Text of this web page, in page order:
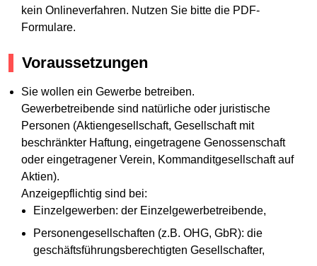
kein Onlineverfahren. Nutzen Sie bitte die PDF-
Formulare.
Voraussetzungen
Sie wollen ein Gewerbe betreiben.
Gewerbetreibende sind natürliche oder juristische
Personen (Aktiengesellschaft, Gesellschaft mit
beschränkter Haftung, eingetragene Genossenschaft
oder eingetragener Verein, Kommanditgesellschaft auf
Aktien).
Anzeigepflichtig sind bei:
Einzelgewerben: der Einzelgewerbetreibende,
Personengesellschaften (z.B. OHG, GbR): die
geschäftsführungsberechtigten Gesellschafter,